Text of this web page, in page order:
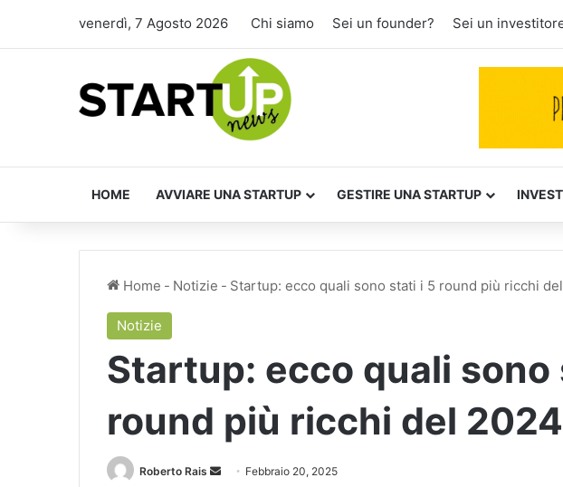
venerdì, 7 Agosto 2026 Chi siamo Sei un founder? Sei un
HOME AVVIARE UNA STARTUP GESTIRE UNA STARTUP
Home - Notizie - Startup: ecco quali sono stati i 5 round più ricchi
Notizie
Startup: ecco quali sono
round più ricchi del 2024
Roberto Rais
Invia Febbraio 20, 2025